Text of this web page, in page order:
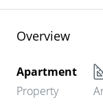
Overview
Apartment
Property